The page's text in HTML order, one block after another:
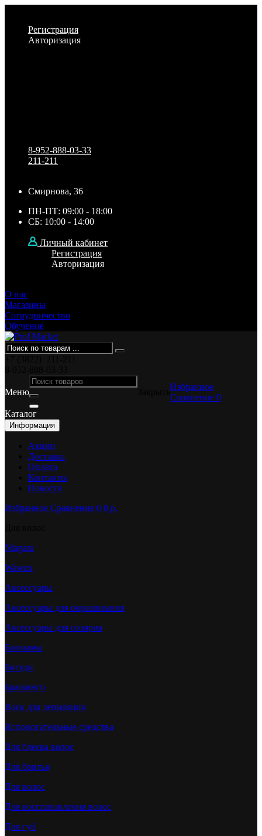
Регистрация
Авторизация
8-952-888-03-33
211-211
Смирнова, 36
ПН-ПТ: 09:00 - 18:00
СБ: 10:00 - 14:00
Личный кабинет
Регистрация
Авторизация
О нас
Магазины
Сотрудничество
Обучение
Меню Закрыть
Избранное
Сравнение0
Каталог
Информация
Акции
Доставка
Оплата
Контакты
Новости
Избранное Сравнение 0 0 p.
Niagara
Wawex
Аксессуары
Аксессуары для окрашивания
Аксессуары для солярия
Бальзамы
Бигуди
Брашинги
Воск для депиляции
Вспомогательные средства
Для блеска волос
Для бритья
Для волос
Для восстановления волос
Для губ